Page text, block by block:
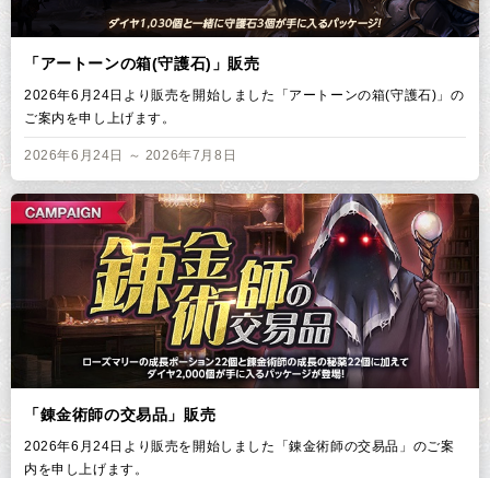
「アートーンの箱(守護石)」販売
2026年6月24日より販売を開始しました「アートーンの箱(守護石)」の
ご案内を申し上げます。
2026年6月24日 ～ 2026年7月8日
「錬金術師の交易品」販売
2026年6月24日より販売を開始しました「錬金術師の交易品」のご案
内を申し上げます。